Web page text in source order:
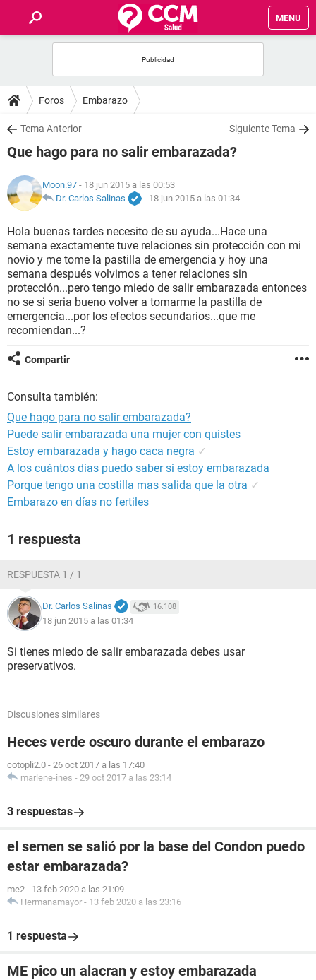
MENU
FOROS
SALUD
FAMILIA
NUTRICIÓN
BIENESTAR
SEXUALIDAD
GLOSARIO
Foros Embarazo
Tema Anterior Siguiente Tema
Que hago para no salir embarazada?
Moon.97 - 18 jun 2015 a las 00:53
Dr. Carlos Salinas
- 18 jun 2015 a las 01:34
Hola buenas tardes necesito de su ayuda...Hace una
semana exactamente tuve relaciones sin protección con mi
novio y me tome la pastilla de emergencia y hoy una
semana después volvimos a tener relaciones sin
protección...pero tengo miedo de salir embarazada entonces
no se si seria bueno volver a tomarme la pastilla de
emergencia...por los efectos secundarios...que me
recomiendan...?
Compartir
Consulta también:
Que hago para no salir embarazada?
Puede salir embarazada una mujer con quistes
Estoy embarazada y hago caca negra ✓
A los cuántos dias puedo saber si estoy embarazada
Porque tengo una costilla mas salida que la otra ✓
Embarazo en días no fertiles
1 respuesta
RESPUESTA 1 / 1
Dr. Carlos Salinas 16.108
18 jun 2015 a las 01:34
Si tienes miedo de salir embarazada debes usar
preservativos.
Discusiones similares
Heces verde oscuro durante el embarazo
cotopli2.0 - 26 oct 2017 a las 17:40
marlene-ines - 29 oct 2017 a las 23:14
3 respuestas
el semen se salió por la base del Condon puedo
estar embarazada?
me2 - 13 feb 2020 a las 21:09
Hermanamayor - 13 feb 2020 a las 23:16
1 respuesta
ME pico un alacran y estoy embarazada